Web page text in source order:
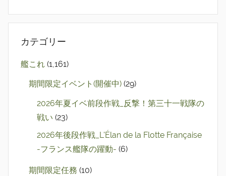
カテゴリー
艦これ (1,161)
期間限定イベント(開催中) (29)
2026年夏イベ前段作戦_反撃！第三十一戦隊の
戦い (23)
2026年後段作戦_L'Élan de la Flotte Française
-フランス艦隊の躍動- (6)
期間限定任務 (10)